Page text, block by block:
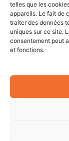
telles que les
appareils. Le fait de
traiter des données
uniques sur ce site.
consentement peut
et fonctions.
Les Ludophiles
de jeux de
jeux de cartes